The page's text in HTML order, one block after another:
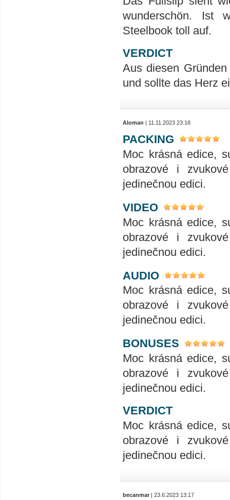
wunderschön. Ist
Steelbook toll auf.
VERDICT
Aus diesen
und sollte das Herz
Aloman | 11.11.2023 23:18
PACKING
Moc krásná edice,
obrazové i
jedinečnou edici.
VIDEO
Moc krásná edice,
obrazové i
jedinečnou edici.
AUDIO
Moc krásná edice,
obrazové i
jedinečnou edici.
BONUSES
Moc krásná edice,
obrazové i
jedinečnou edici.
VERDICT
Moc krásná edice,
obrazové i
jedinečnou edici.
becanmar | 23.6.2023 13:17